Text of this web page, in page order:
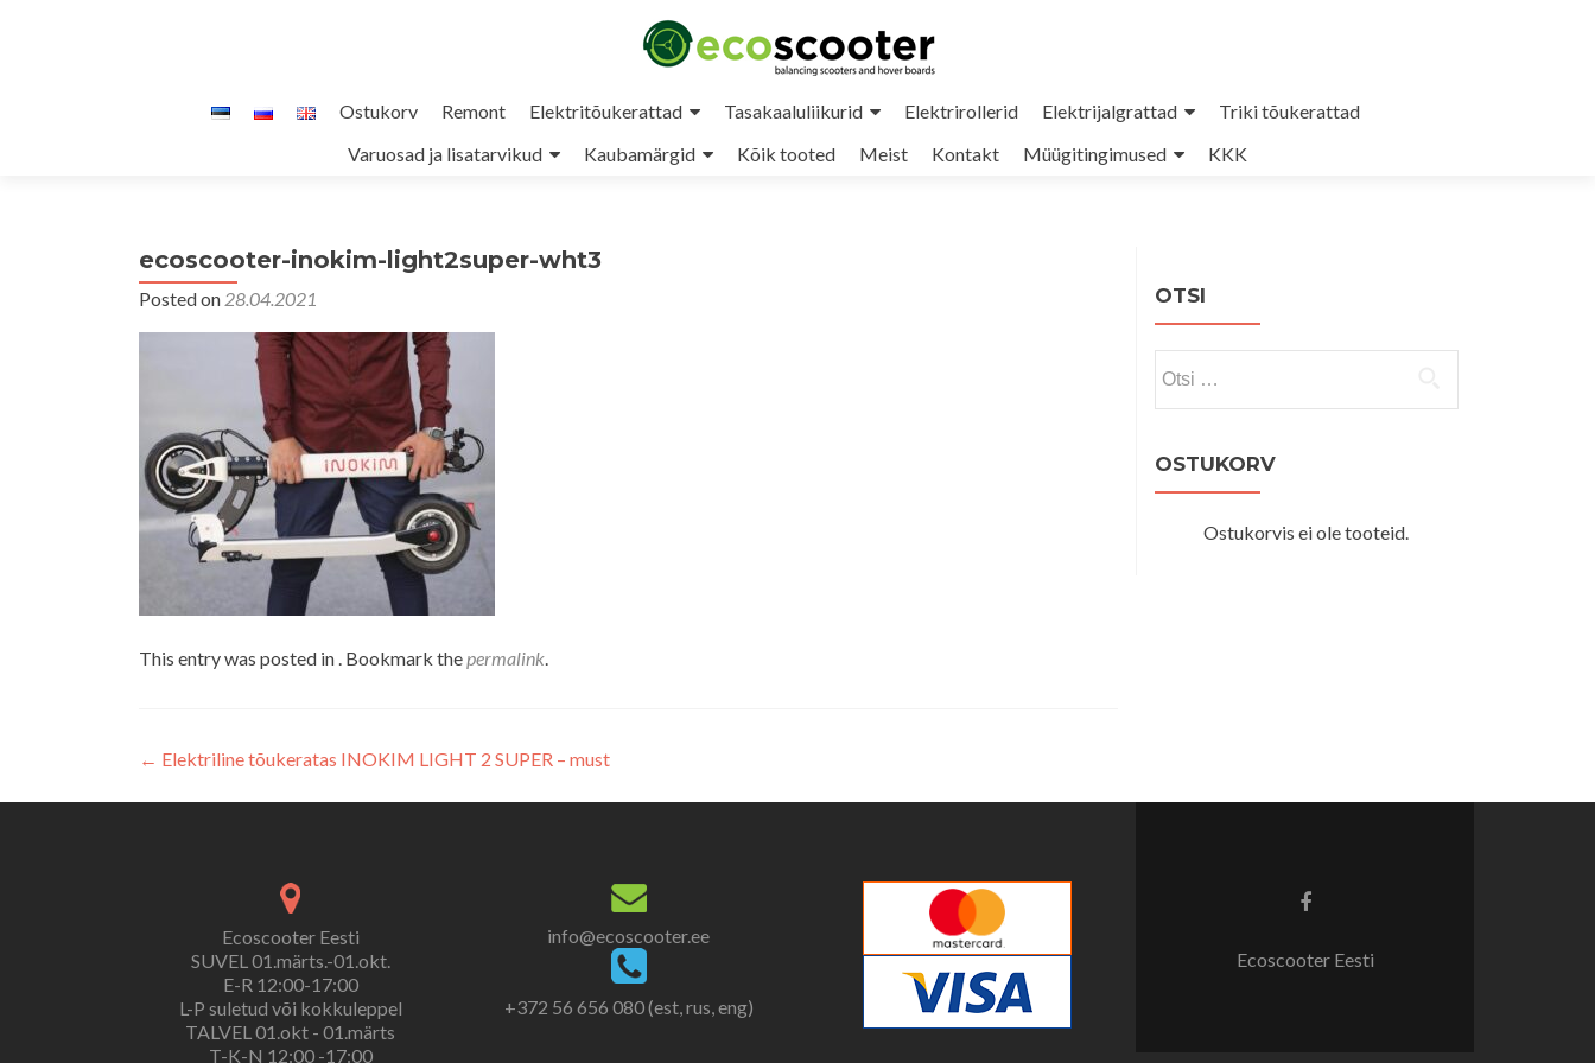
Ostukorv Remont Elektritõukerattad Tasakaaluliikurid Elektrirollerid Elektrijalgrattad
Triki tõukerattad
Varuosad ja lisatarvikud
Kaubamärgid Kõik tooted Meist Kontakt Müügitingimused KKK
ecoscooter-inokim-light2super-wht3
Posted on 28.04.2021
This entry was posted in . Bookmark thepermalink.
Navigeerimine
← Elektriline tõukeratas INOKIM LIGHT 2 SUPER – must
OTSI
OSTUKORV
Ostukorvis ei ole tooteid.
Ecoscooter Eesti
SUVEL 01.märts.-01.okt.
E-R 12:00-17:00
L-P suletud või kokkuleppel
TALVEL 01.okt - 01.märts
T-K-N 12:00 -17:00
info@ecoscooter.ee
+372 56 656 080 (est, rus, eng)
Facebook
Ecoscooter Eesti